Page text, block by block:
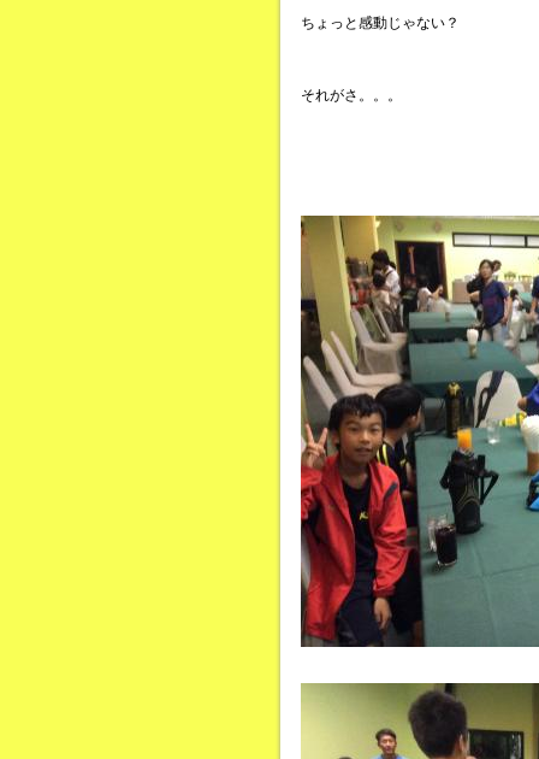
ちょっと感動じゃない？
それがさ。。。